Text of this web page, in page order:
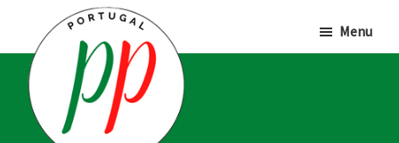
hoofd
inhoud
eerste
sidebar
voettekst
Menu